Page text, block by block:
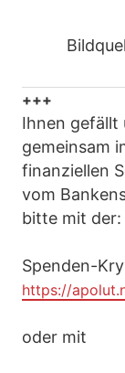
+++
Ihnen gefällt
gemeinsam
finanziellen
vom
bitte mit der:
Spenden-
https://
oder mit